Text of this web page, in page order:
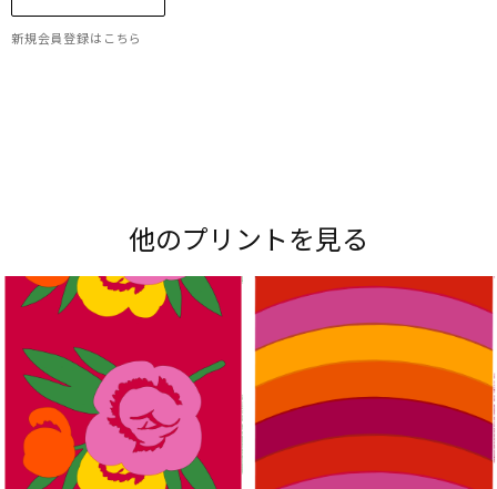
新規会員登録はこちら
つわるストーリーをお楽しみください。
Explore all prints
他のプリントを見る